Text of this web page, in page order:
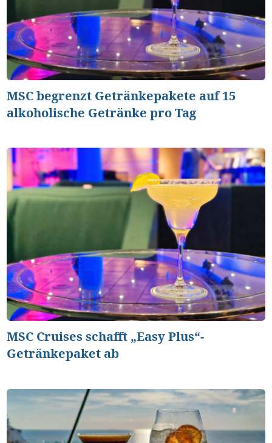
MSC begrenzt Getränkepakete auf 15
alkoholische Getränke pro Tag
MSC Cruises schafft „Easy Plus“-
Getränkepaket ab